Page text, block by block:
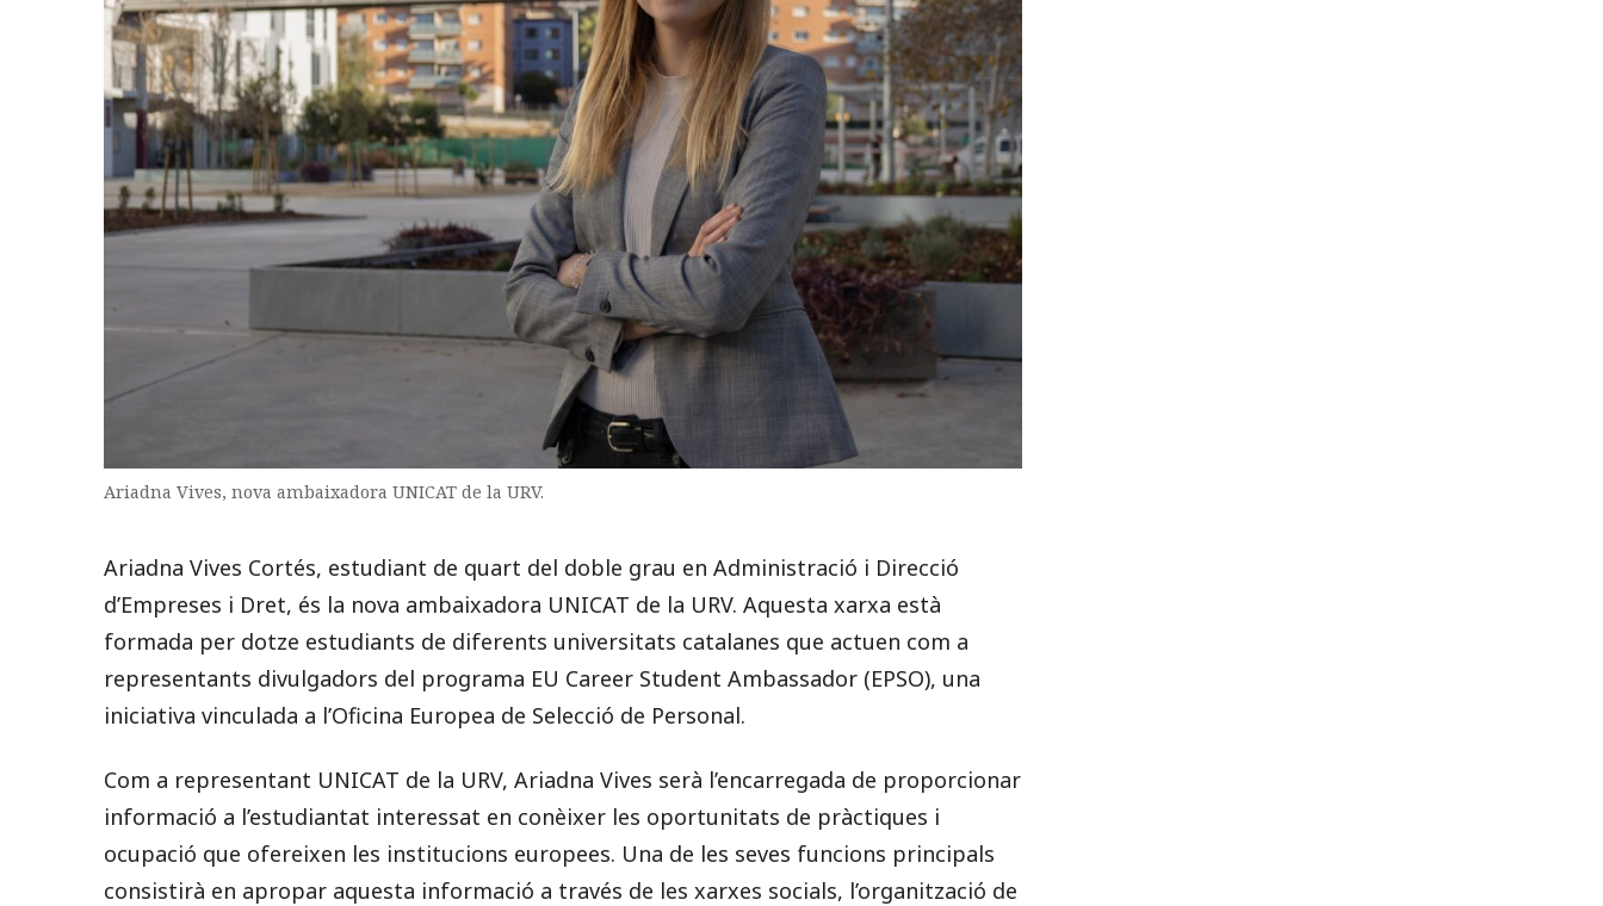
Ariadna Vives, nova ambaixadora UNICAT de la URV.
Ariadna Vives Cortés, estudiant de quart del doble grau en Administració i Direcció
d’Empreses i Dret, és la nova ambaixadora UNICAT de la URV. Aquesta xarxa està
formada per dotze estudiants de diferents universitats catalanes que actuen com a
representants divulgadors del programa EU Career Student Ambassador (EPSO), una
iniciativa vinculada a l’Oficina Europea de Selecció de Personal.
Com a representant UNICAT de la URV, Ariadna Vives serà l’encarregada de proporcionar
informació a l’estudiantat interessat en conèixer les oportunitats de pràctiques i
ocupació que ofereixen les institucions europees. Una de les seves funcions principals
consistirà en apropar aquesta informació a través de les xarxes socials, l’organització de